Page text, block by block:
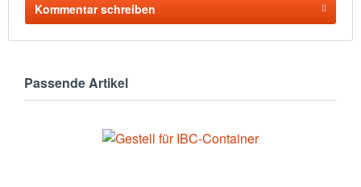
Kommentar schreiben
Passende Artikel